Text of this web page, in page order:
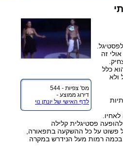
מס' צפיות - 544
דירוג ממוצע -
לדף האישי של יונתן נוי
זה
כלל
ולא
פסטיגלית קלילה
פשוט על כל ההשקעה בתפאורה,
בכמה רמות מעל הנידרש במקרה